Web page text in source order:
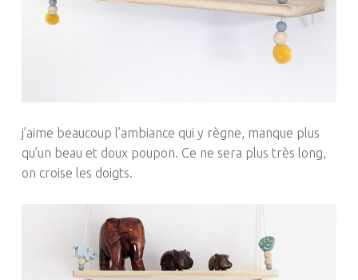
j’aime beaucoup l’ambiance qui y règne, manque plus
qu’un beau et doux poupon. Ce ne sera plus très long,
on croise les doigts.